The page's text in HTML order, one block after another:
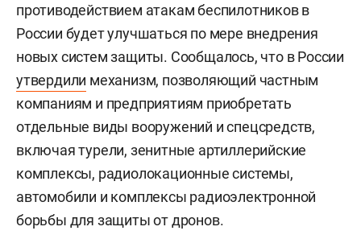
противодействием атакам беспилотников в
России будет улучшаться по мере внедрения
новых систем защиты. Сообщалось, что в России
утвердили механизм, позволяющий частным
компаниям и предприятиям приобретать
отдельные виды вооружений и спецсредств,
включая турели, зенитные артиллерийские
комплексы, радиолокационные системы,
автомобили и комплексы радиоэлектронной
борьбы для защиты от дронов.